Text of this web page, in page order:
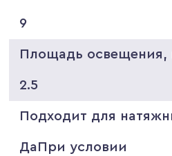
9
Площадь освещения,
2.5
Подходит для
ДаПри условии